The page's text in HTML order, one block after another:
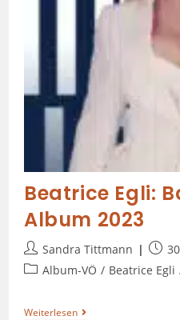
Beatrice Egli:
Album 2023
Sandra Tittmann
Album-VÖ / Beatrice Egli
Weiterlesen